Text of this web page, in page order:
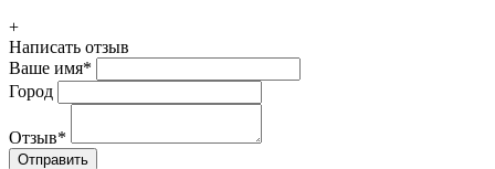
+
Написать отзыв
Ваше имя*
Город
Отзыв*
Отправить